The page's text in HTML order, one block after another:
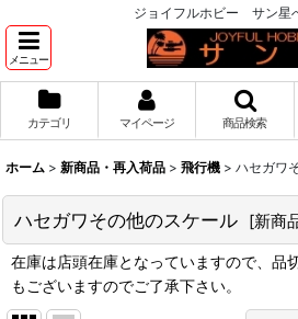
ジョイフルホビー サン星
メニュー
カテゴリ マイページ 商品検索
ホーム > 新商品・再入荷品 > 飛行機 > ハセガワ
ハセガワその他のスケール [新商
在庫は店頭在庫となっていますので、品
もございますのでご了承下さい。